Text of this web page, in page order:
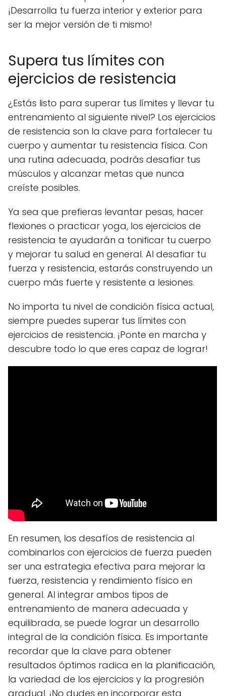
¡Desarrolla tu fuerza interior y exterior para
ser la mejor versión de ti mismo!
Supera tus límites con
ejercicios de resistencia
¿Estás listo para superar tus límites y llevar tu
entrenamiento al siguiente nivel? Los ejercicios
de resistencia son la clave para fortalecer tu
cuerpo y aumentar tu resistencia física. Con
una rutina adecuada, podrás desafiar tus
músculos y alcanzar metas que nunca
creíste posibles.
Ya sea que prefieras levantar pesas, hacer
flexiones o practicar yoga, los ejercicios de
resistencia te ayudarán a tonificar tu cuerpo
y mejorar tu salud en general. Al desafiar tu
fuerza y resistencia, estarás construyendo un
cuerpo más fuerte y resistente a lesiones.
No importa tu nivel de condición física actual,
siempre puedes superar tus límites con
ejercicios de resistencia. ¡Ponte en marcha y
descubre todo lo que eres capaz de lograr!
En resumen, los desafíos de resistencia al
combinarlos con ejercicios de fuerza pueden
ser una estrategia efectiva para mejorar la
fuerza, resistencia y rendimiento físico en
general. Al integrar ambos tipos de
entrenamiento de manera adecuada y
equilibrada, se puede lograr un desarrollo
integral de la condición física. Es importante
recordar que la clave para obtener
resultados óptimos radica en la planificación,
la variedad de los ejercicios y la progresión
gradual. ¡No dudes en incorporar esta